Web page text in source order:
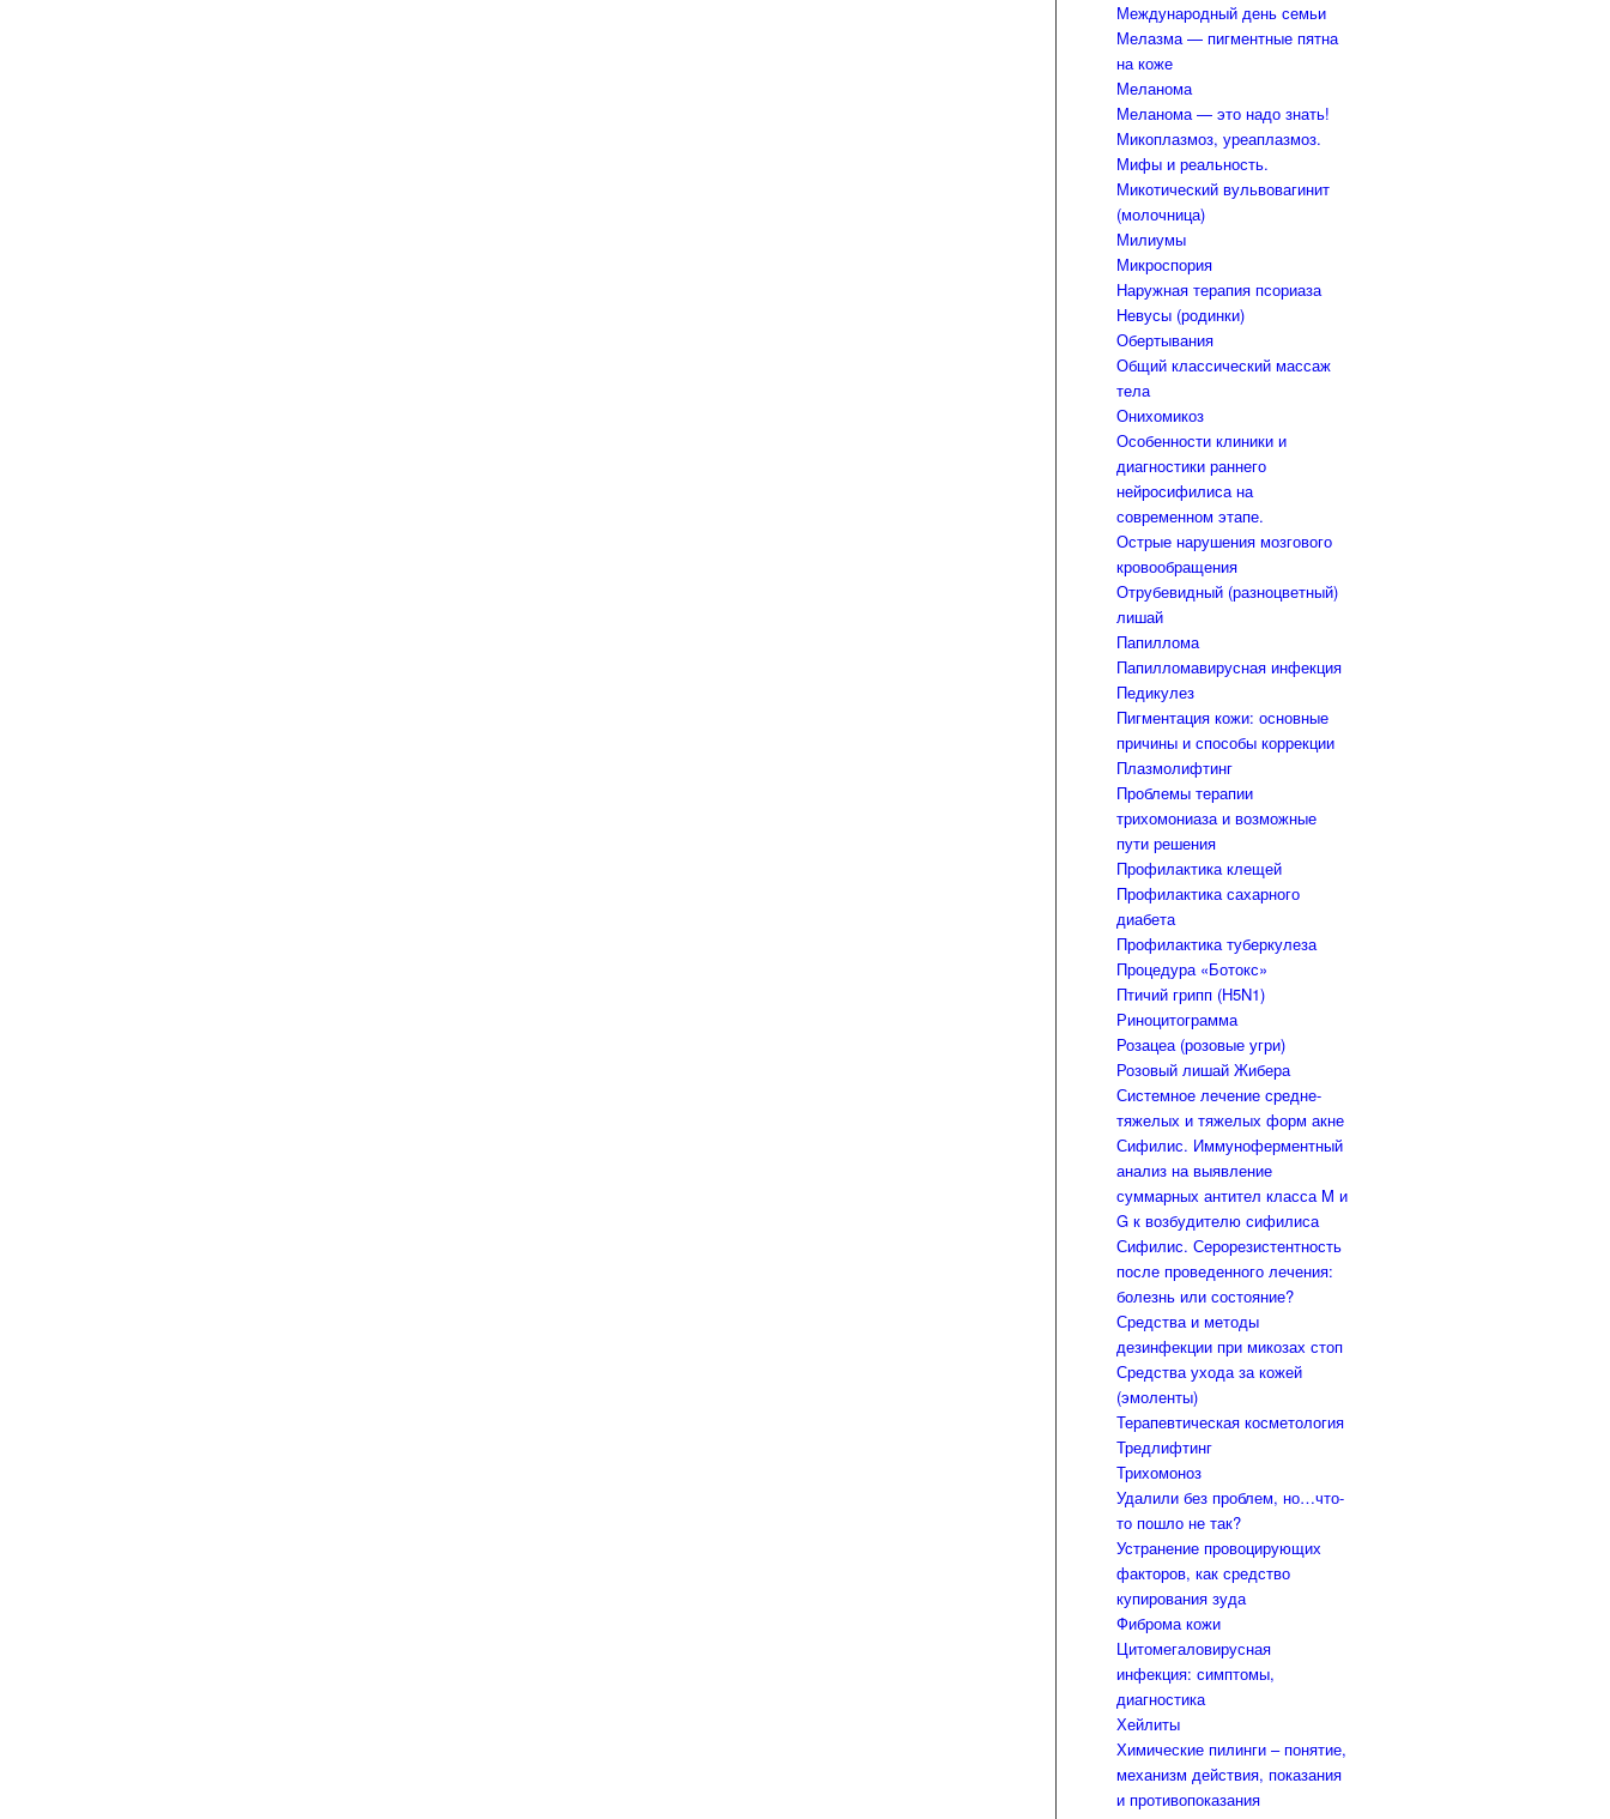
Международный день семьи
Мелазма — пигментные пятна
на коже
Меланома
Меланома — это надо знать!
Микоплазмоз, уреаплазмоз.
Мифы и реальность.
Микотический вульвовагинит
(молочница)
Милиумы
Микроспория
Наружная терапия псориаза
Невусы (родинки)
Обертывания
Общий классический массаж
тела
Онихомикоз
Особенности клиники и
диагностики раннего
нейросифилиса на
современном этапе.
Острые нарушения мозгового
кровообращения
Отрубевидный (разноцветный)
лишай
Папиллома
Папилломавирусная инфекция
Педикулез
Пигментация кожи: основные
причины и способы коррекции
Плазмолифтинг
Проблемы терапии
трихомониаза и возможные
пути решения
Профилактика клещей
Профилактика сахарного
диабета
Профилактика туберкулеза
Процедура «Ботокс»
Птичий грипп (H5N1)
Риноцитограмма
Розацеа (розовые угри)
Розовый лишай Жибера
Системное лечение средне-
тяжелых и тяжелых форм акне
Сифилис. Иммуноферментный
анализ на выявление
суммарных антител класса M и
G к возбудителю сифилиса
Сифилис. Серорезистентность
после проведенного лечения:
болезнь или состояние?
Средства и методы
дезинфекции при микозах стоп
Средства ухода за кожей
(эмоленты)
Терапевтическая косметология
Тредлифтинг
Трихомоноз
Удалили без проблем, но…что-
то пошло не так?
Устранение провоцирующих
факторов, как средство
купирования зуда
Фиброма кожи
Цитомегаловирусная
инфекция: симптомы,
диагностика
Хейлиты
Химические пилинги – понятие,
механизм действия, показания
и противопоказания